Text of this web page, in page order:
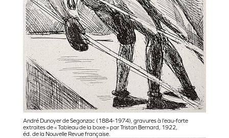
André Dunoyer de Segonzac (1884-1974), gravures à l’eau-forte
extraites de « Tableau de la boxe » par Tristan Bernard, 1922,
éd. de la Nouvelle Revue française.